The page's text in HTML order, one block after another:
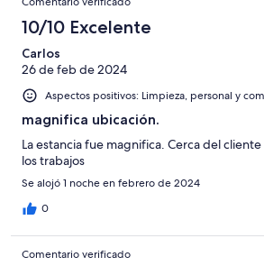
10/10 Excelente
Carlos
26 de feb de 2024
Aspectos positivos: Limpieza, personal y
magnifica ubicación.
La estancia fue magnifica. Cerca del
los trabajos
Se alojó 1 noche en febrero de 2024
0
Comentario verificado